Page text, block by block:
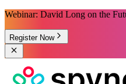
Webinar: David Long on the
Register Now